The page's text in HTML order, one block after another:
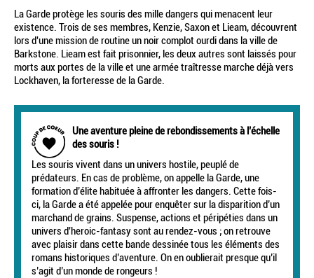
La Garde protège les souris des mille dangers qui menacent leur
existence. Trois de ses membres, Kenzie, Saxon et Lieam, découvrent
lors d'une mission de routine un noir complot ourdi dans la ville de
Barkstone. Lieam est fait prisonnier, les deux autres sont laissés pour
morts aux portes de la ville et une armée traîtresse marche déjà vers
Lockhaven, la forteresse de la Garde.
Une aventure pleine de rebondissements à l’échelle
des souris !
Les souris vivent dans un univers hostile, peuplé de
prédateurs. En cas de problème, on appelle la Garde, une
formation d’élite habituée à affronter les dangers. Cette fois-
ci, la Garde a été appelée pour enquêter sur la disparition d’un
marchand de grains. Suspense, actions et péripéties dans un
univers d'heroic-fantasy sont au rendez-vous ; on retrouve
avec plaisir dans cette bande dessinée tous les éléments des
romans historiques d’aventure. On en oublierait presque qu’il
s’agit d’un monde de rongeurs !